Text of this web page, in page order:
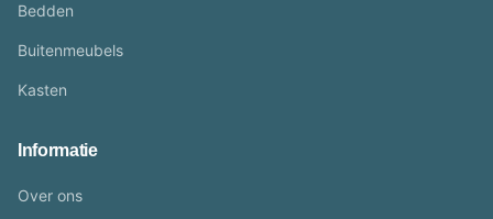
Bedden
Buitenmeubels
Kasten
Informatie
Over ons